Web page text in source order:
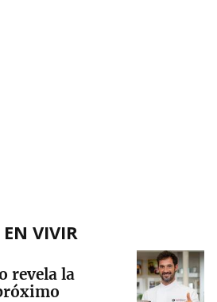
VIVIR
revela la